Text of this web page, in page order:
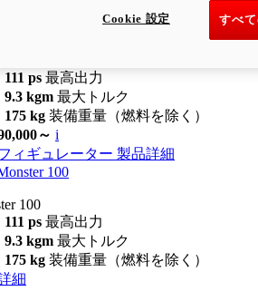
製品詳細
111 ps 最高出力
9.3 kgm 最大トルク
175 kg 装備重量（燃料を除く）
～ i
ィギュレーター 製品詳細
100
100
111 ps 最高出力
9.3 kgm 最大トルク
175 kg 装備重量（燃料を除く）
細
すべ
Cookie 設定